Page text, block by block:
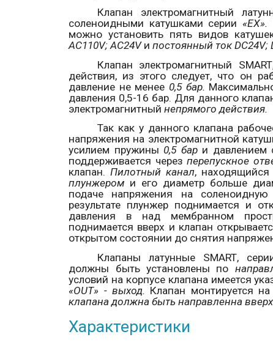
Клапан электромагнитный
соленоидными катушками серии «EX».
можно установить пять видов
AC110V;AC24Vипостоянный токDC24V;
Клапан электромагнитный SMART
действия, из этого следует, что он
давление не менее 0,5 бар.
давления 0,5-16 бар. Для данного
электромагнитныйнепрямого действия.
Так как у данного клапана
напряжения на электромагнитной
усилием пружины 0,5 бари давлением
поддерживается черезперепускное
клапан.Пилотный канал,
плунжером и его диаметр больше
подаче напряжения на соленоидную
результате плунжер поднимается и
давления в над мембранном
поднимается вверх и клапан
открытом состоянии до снятия
Клапаны латунные SMART,
должны быть установлены по
условий на корпусе клапана имеется
«OUT» - выход. Клапан монтируется на
клапана должна быть направленна
Характеристики